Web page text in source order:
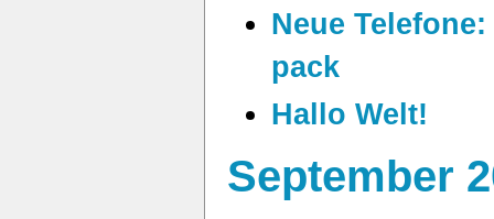
Neue
pack
Hallo Welt!
September